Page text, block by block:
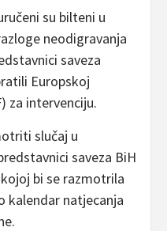
su bilteni u
neodigravanja
saveza
Europskoj
za intervenciju.
slučaj u
saveza BiH
bi se razmotrila
kalendar natjecanja